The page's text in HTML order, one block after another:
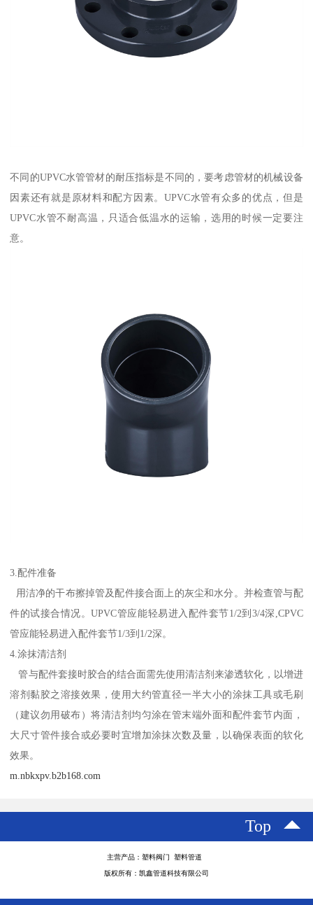
不同的UPVC水管管材的耐压指标是不同的，要考虑管材的机械设备
因素还有就是原材料和配方因素。UPVC水管有众多的优点，但是
UPVC水管不耐高温，只适合低温水的运输，选用的时候一定要注
意。
3.配件准备
用洁净的干布擦掉管及配件接合面上的灰尘和水分。并检查管与配
件的试接合情况。UPVC管应能轻易进入配件套节1/2到3/4深,CPVC
管应能轻易进入配件套节1/3到1/2深。
4.涂抹清洁剂
管与配件套接时胶合的结合面需先使用清洁剂来渗透软化，以增进
溶剂黏胶之溶接效果，使用大约管直径一半大小的涂抹工具或毛刷
（建议勿用破布）将清洁剂均匀涂在管末端外面和配件套节内面，
大尺寸管件接合或必要时宜增加涂抹次数及量，以确保表面的软化
效果。
m.nbkxpv.b2b168.com
Top
主营产品：塑料阀门 塑料管道
版权所有：凯鑫管道科技有限公司